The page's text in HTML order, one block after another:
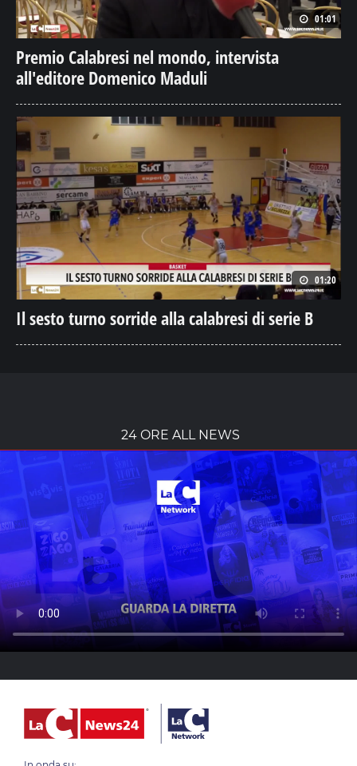
01:01
Premio Calabresi nel mondo, intervista
all'editore Domenico Maduli
01:20
Il sesto turno sorride alla calabresi di serie B
24 ORE ALL NEWS